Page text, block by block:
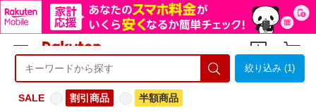
ようこそ 楽天市場へ ログイン
絞り込み (1)
SALE 割引商品 半額商品